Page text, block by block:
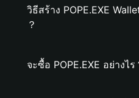
วิธีสร้าง POPE.EXE
？
จะซื้อ POPE.EXE อย่างไร